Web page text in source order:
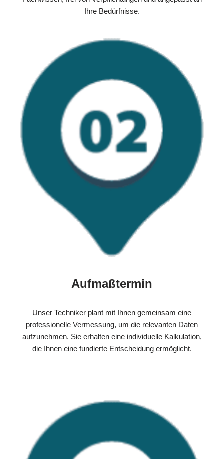
Ihre Bedürfnisse.
Aufmaßtermin
Unser Techniker plant mit Ihnen gemeinsam eine
professionelle Vermessung, um die relevanten Daten
aufzunehmen. Sie erhalten eine individuelle Kalkulation,
die Ihnen eine fundierte Entscheidung ermöglicht.